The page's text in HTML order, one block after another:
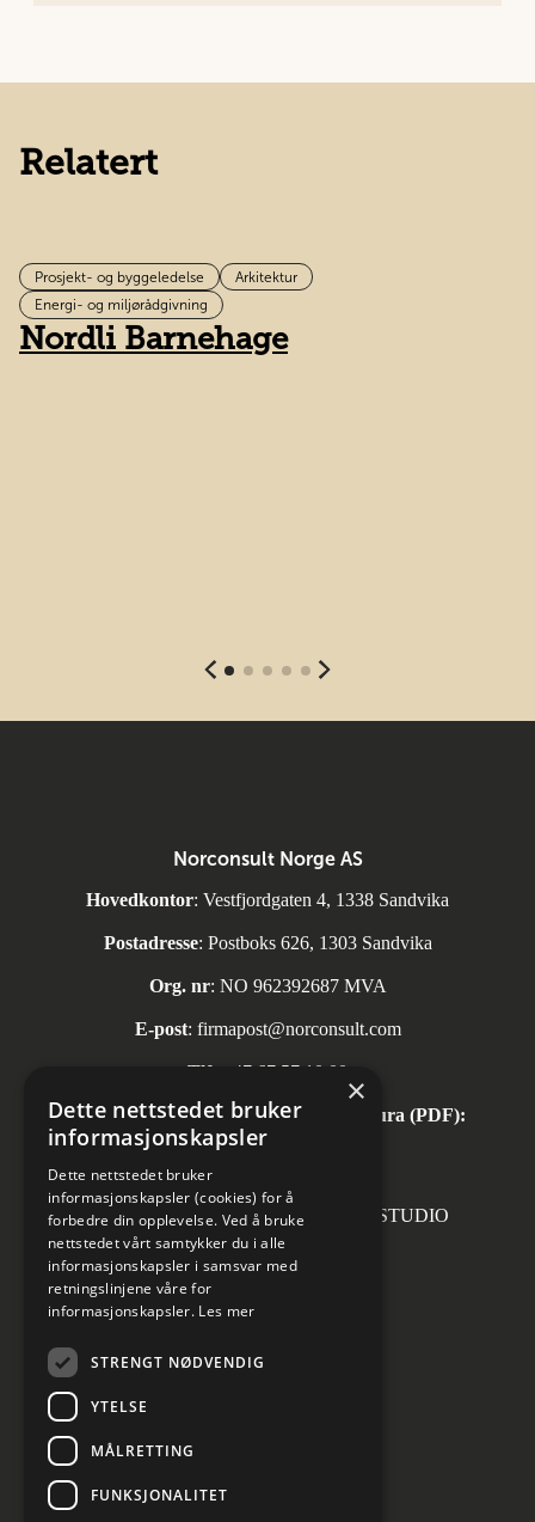
Relatert
Prosjekt- og byggeledelse
Arkitektur
Energi- og miljørådgivning
Nordli Barnehage
Norconsult Norge AS
Hovedkontor: Vestfjordgaten 4, 1338 Sandvika
Postadresse: Postboks 626, 1303 Sandvika
Org. nr: NO 962392687 MVA
E-post: firmapost@norconsult.com
Tlf: +47 67 57 10 00
Automatisk mottak av inngående faktura (PDF):
invoice.no@norconsult.com
Forsidefoto: RASMUS HJORTSHOJ STUDIO
Cookies innstillinger
×
Dette nettstedet bruker
informasjonskapsler
Dette nettstedet bruker
informasjonskapsler (cookies) for å
forbedre din opplevelse. Ved å bruke
nettstedet vårt samtykker du i alle
informasjonskapsler i samsvar med
retningslinjene våre for
informasjonskapsler. Les mer
STRENGT NØDVENDIG
YTELSE
MÅLRETTING
FUNKSJONALITET